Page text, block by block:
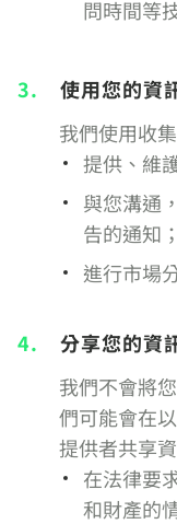
問時間等
3.
使用您的資
我們使用收
提供、維
與您溝通
告的通知；
進行市場
4.
分享您的資
我們不會將
們可能會在
提供者共享資
在法律要
和財產的